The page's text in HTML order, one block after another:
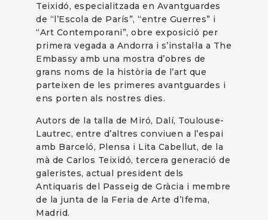
Teixidó, especialitzada en Avantguardes
de “l’Escola de París”, “entre Guerres” i
“Art Contemporani”, obre exposició per
primera vegada a Andorra i s’instal·la a The
Embassy amb una mostra d’obres de
grans noms de la història de l’art que
parteixen de les primeres avantguardes i
ens porten als nostres dies.
Autors de la talla de Miró, Dalí, Toulouse-
Lautrec, entre d’altres conviuen a l’espai
amb Barceló, Plensa i Lita Cabellut, de la
mà de Carlos Teixidó, tercera generació de
galeristes, actual president dels
Antiquaris del Passeig de Gràcia i membre
de la junta de la Feria de Arte d’Ifema,
Madrid.